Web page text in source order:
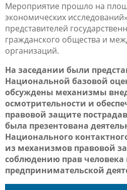
Мероприятие прошло на
экономических
представителей
гражданского общества и
организаций.
На заседании были
Национальной базовой
обсуждены механизмы
осмотрительности и
правовой защите
была презентована
Национального
из механизмов правовой
соблюдению прав человека
предпринимательской